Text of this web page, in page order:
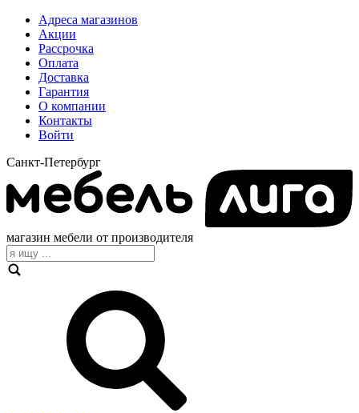
Адреса магазинов
Акции
Рассрочка
Оплата
Доставка
Гарантия
О компании
Контакты
Войти
Санкт-Петербург
магазин мебели от производителя